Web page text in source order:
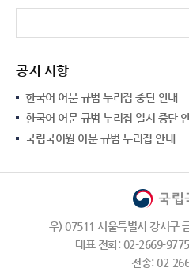
공지 사항
한국어 어문 규범 누리집 중단 안내
한국어 어문 규범 누리집 일시 중단
국립국어원 어문 규범 누리집 안내
우) 07511 서울특별시 강서구
대표 전화: 02-2669-
전송: 02-